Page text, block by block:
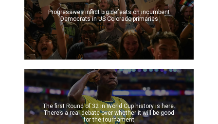
Progressives inflict big defeats on incumbent
Democrats in US Colorado primaries
The first Round of 32 in World Cup history is here.
There’s a real debate over whether it will be good
for the tournament